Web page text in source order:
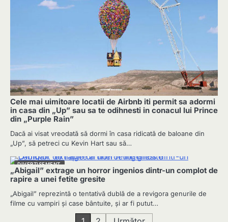
Cele mai uimitoare locatii de Airbnb iti permit sa adormi
in casa din „Up” sau sa te odihnesti in conacul lui Prince
din „Purple Rain”
Dacă ai visat vreodată să dormi în casa ridicată de baloane din
„Up”, să petreci cu Kevin Hart sau să…
DIVERTISEMENT
„Abigail” extrage un horror ingenios dintr-un complot de
rapire a unei fetite gresite
„Abigail” reprezintă o tentativă dublă de a revigora genurile de
filme cu vampiri și case bântuite, și ar fi putut…